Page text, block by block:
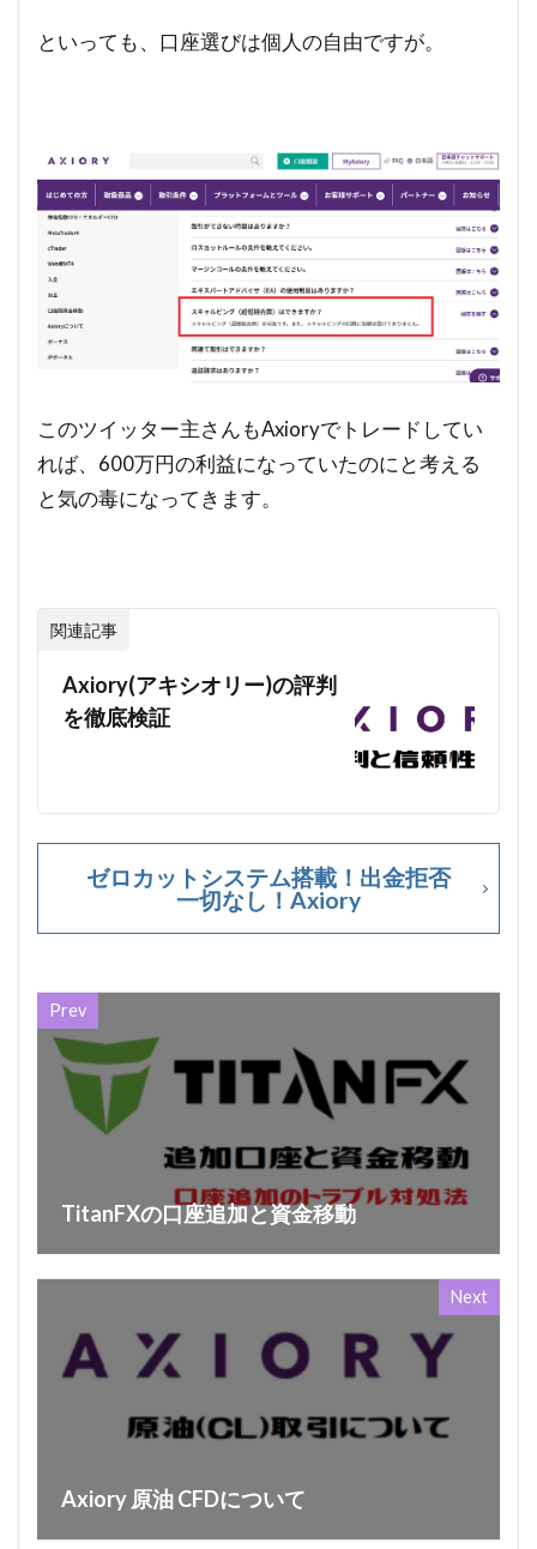
といっても、口座選びは個人の自由ですが。
このツイッター主さんもAxioryでトレードしてい
れば、600万円の利益になっていたのにと考える
と気の毒になってきます。
関連記事
Axiory(アキシオリー)の評判
を徹底検証
ゼロカットシステム搭載！出金拒否
一切なし！Axiory
Prev
TitanFXの口座追加と資金移動
Next
Axiory 原油 CFDについて